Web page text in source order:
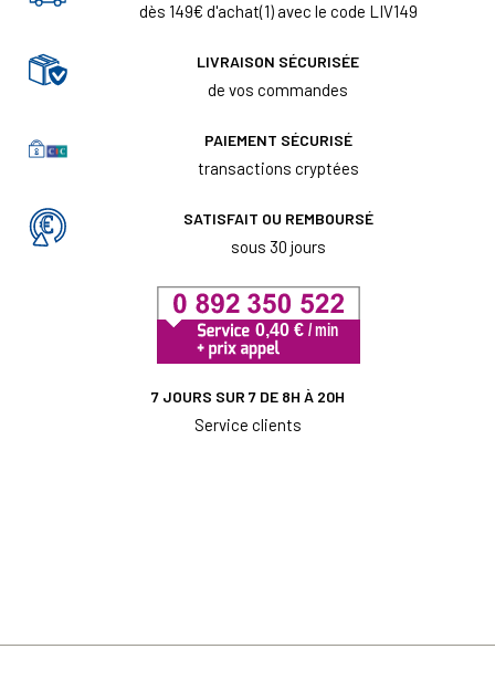
dès 149€ d'achat(1) avec le code LIV149
LIVRAISON SÉCURISÉE
de vos commandes
PAIEMENT SÉCURISÉ
transactions cryptées
SATISFAIT OU REMBOURSÉ
sous 30 jours
7 JOURS SUR 7 DE 8H À 20H
Service clients